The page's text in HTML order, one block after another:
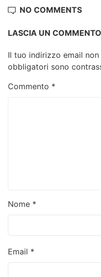
NO COMMENTS
LASCIA UN COMMENTO
Il tuo indirizzo email
obbligatori sono
Commento *
Nome *
Email *